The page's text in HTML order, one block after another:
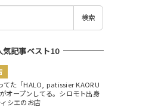
検索
気記事ベスト10
てた「HALO, patissier KAORU
オープンしてる。シロモト出身
シエのお店